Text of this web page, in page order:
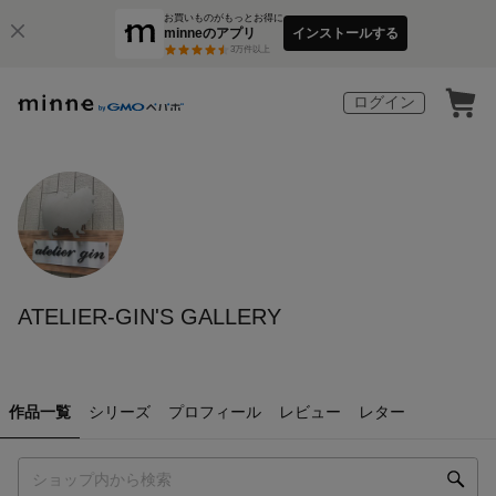
お買いものがもっとお得に
minneのアプリ
3万件以上
インストールする
ログイン
ATELIER-GIN'S GALLERY
作品一覧 シリーズ プロフィール レビュー レター